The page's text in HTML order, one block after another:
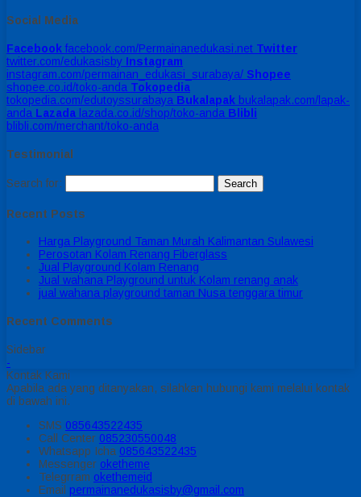
Social Media
Facebook facebook.com/Permainanedukasi.net Twitter
twitter.com/edukasisby Instagram
instagram.com/permainan_edukasi_surabaya/ Shopee
shopee.co.id/toko-anda Tokopedia
tokopedia.com/edutoyssurabaya Bukalapak bukalapak.com/lapak-
anda Lazada lazada.co.id/shop/toko-anda Blibli
blibli.com/merchant/toko-anda
Testimonial
Search for:
Recent Posts
Harga Playground Taman Murah Kalimantan Sulawesi
Perosotan Kolam Renang Fiberglass
Jual Playground Kolam Renang
Jual wahana Playground untuk Kolam renang anak
jual wahana playground taman Nusa tenggara timur
Recent Comments
Sidebar
-
Kontak Kami
Apabila ada yang ditanyakan, silahkan hubungi kami melalui kontak
di bawah ini.
SMS 085643522435
Call Center 085230550048
Whatsapp Icha 085643522435
Messenger oketheme
Telegrram okethemeid
Email permainanedukasisby@gmail.com